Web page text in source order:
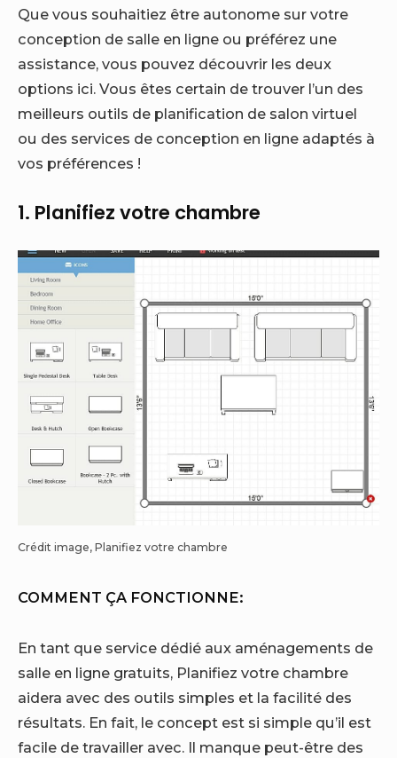
Que vous souhaitiez être autonome sur votre
conception de salle en ligne ou préférez une
assistance, vous pouvez découvrir les deux
options ici. Vous êtes certain de trouver l’un des
meilleurs outils de planification de salon virtuel
ou des services de conception en ligne adaptés à
vos préférences !
1. Planifiez votre chambre
Crédit image, Planifiez votre chambre
COMMENT ÇA FONCTIONNE:
En tant que service dédié aux aménagements de
salle en ligne gratuits, Planifiez votre chambre
aidera avec des outils simples et la facilité des
résultats. En fait, le concept est si simple qu’il est
facile de travailler avec. Il manque peut-être des